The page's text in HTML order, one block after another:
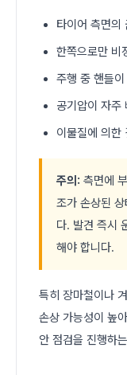
타이어 측면의
한쪽으로만 비
주행 중 핸들
공기압이 자주
이물질에 의한
주의: 측면에
조가 손상된
다. 발견 즉시
해야 합니다.
특히 장마철이나
손상 가능성이 높
안 점검을 진행하